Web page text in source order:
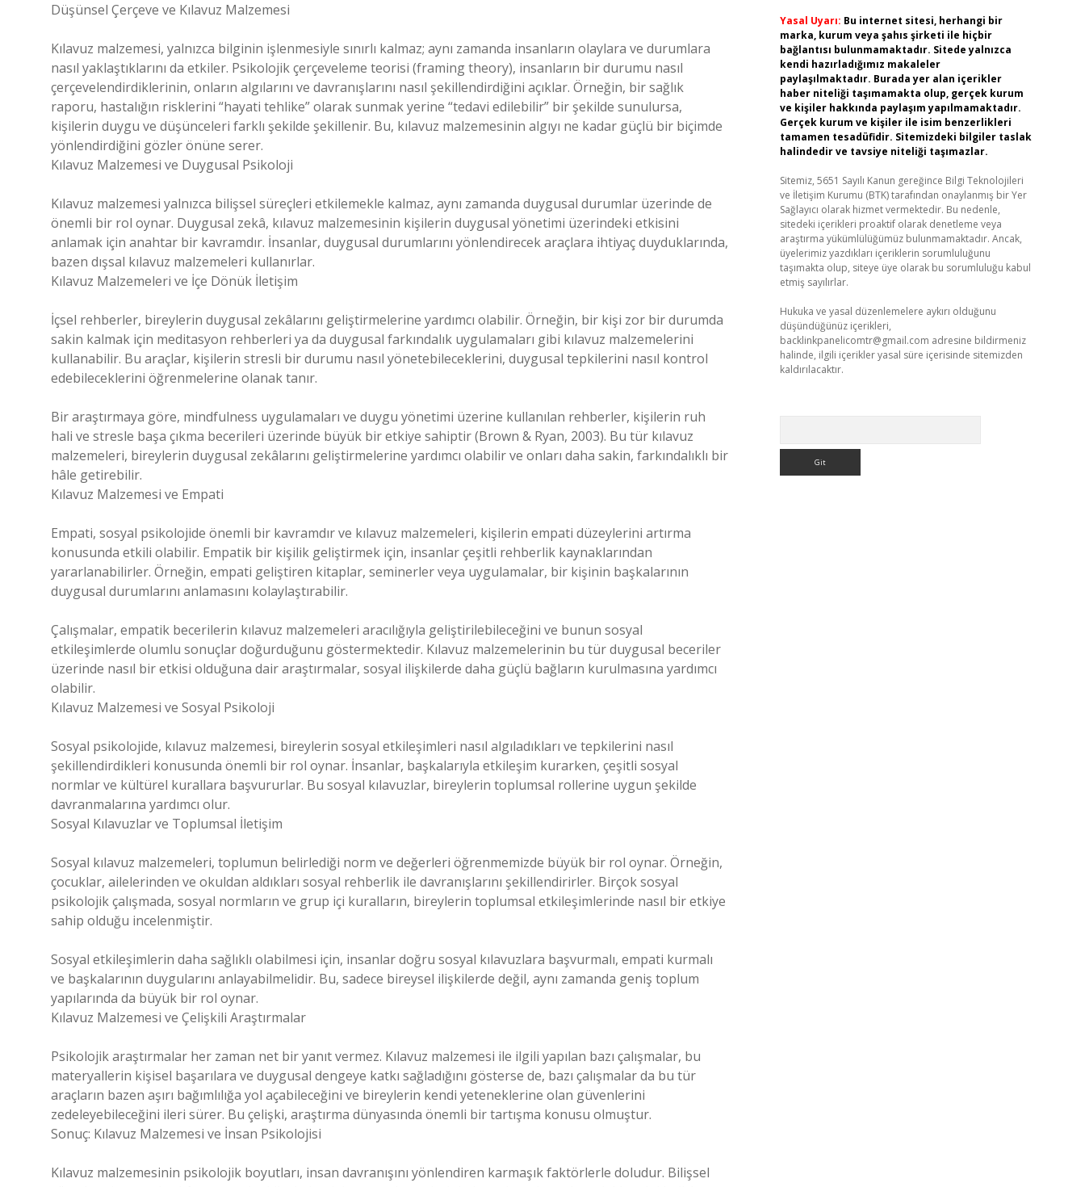
Düşünsel Çerçeve ve Kılavuz Malzemesi
Kılavuz malzemesi, yalnızca bilginin işlenmesiyle sınırlı kalmaz; aynı zamanda insanların olaylara ve durumlara
nasıl yaklaştıklarını da etkiler. Psikolojik çerçeveleme teorisi (framing theory), insanların bir durumu nasıl
çerçevelendirdiklerinin, onların algılarını ve davranışlarını nasıl şekillendirdiğini açıklar. Örneğin, bir sağlık
raporu, hastalığın risklerini “hayati tehlike” olarak sunmak yerine “tedavi edilebilir” bir şekilde sunulursa,
kişilerin duygu ve düşünceleri farklı şekilde şekillenir. Bu, kılavuz malzemesinin algıyı ne kadar güçlü bir biçimde
yönlendirdiğini gözler önüne serer.
Kılavuz Malzemesi ve Duygusal Psikoloji
Kılavuz malzemesi yalnızca bilişsel süreçleri etkilemekle kalmaz, aynı zamanda duygusal durumlar üzerinde de
önemli bir rol oynar. Duygusal zekâ, kılavuz malzemesinin kişilerin duygusal yönetimi üzerindeki etkisini
anlamak için anahtar bir kavramdır. İnsanlar, duygusal durumlarını yönlendirecek araçlara ihtiyaç duyduklarında,
bazen dışsal kılavuz malzemeleri kullanırlar.
Kılavuz Malzemeleri ve İçe Dönük İletişim
İçsel rehberler, bireylerin duygusal zekâlarını geliştirmelerine yardımcı olabilir. Örneğin, bir kişi zor bir durumda
sakin kalmak için meditasyon rehberleri ya da duygusal farkındalık uygulamaları gibi kılavuz malzemelerini
kullanabilir. Bu araçlar, kişilerin stresli bir durumu nasıl yönetebileceklerini, duygusal tepkilerini nasıl kontrol
edebileceklerini öğrenmelerine olanak tanır.
Bir araştırmaya göre, mindfulness uygulamaları ve duygu yönetimi üzerine kullanılan rehberler, kişilerin ruh
hali ve stresle başa çıkma becerileri üzerinde büyük bir etkiye sahiptir (Brown & Ryan, 2003). Bu tür kılavuz
malzemeleri, bireylerin duygusal zekâlarını geliştirmelerine yardımcı olabilir ve onları daha sakin, farkındalıklı bir
hâle getirebilir.
Kılavuz Malzemesi ve Empati
Empati, sosyal psikolojide önemli bir kavramdır ve kılavuz malzemeleri, kişilerin empati düzeylerini artırma
konusunda etkili olabilir. Empatik bir kişilik geliştirmek için, insanlar çeşitli rehberlik kaynaklarından
yararlanabilirler. Örneğin, empati geliştiren kitaplar, seminerler veya uygulamalar, bir kişinin başkalarının
duygusal durumlarını anlamasını kolaylaştırabilir.
Çalışmalar, empatik becerilerin kılavuz malzemeleri aracılığıyla geliştirilebileceğini ve bunun sosyal
etkileşimlerde olumlu sonuçlar doğurduğunu göstermektedir. Kılavuz malzemelerinin bu tür duygusal beceriler
üzerinde nasıl bir etkisi olduğuna dair araştırmalar, sosyal ilişkilerde daha güçlü bağların kurulmasına yardımcı
olabilir.
Kılavuz Malzemesi ve Sosyal Psikoloji
Sosyal psikolojide, kılavuz malzemesi, bireylerin sosyal etkileşimleri nasıl algıladıkları ve tepkilerini nasıl
şekillendirdikleri konusunda önemli bir rol oynar. İnsanlar, başkalarıyla etkileşim kurarken, çeşitli sosyal
normlar ve kültürel kurallara başvururlar. Bu sosyal kılavuzlar, bireylerin toplumsal rollerine uygun şekilde
davranmalarına yardımcı olur.
Sosyal Kılavuzlar ve Toplumsal İletişim
Sosyal kılavuz malzemeleri, toplumun belirlediği norm ve değerleri öğrenmemizde büyük bir rol oynar. Örneğin,
çocuklar, ailelerinden ve okuldan aldıkları sosyal rehberlik ile davranışlarını şekillendirirler. Birçok sosyal
psikolojik çalışmada, sosyal normların ve grup içi kuralların, bireylerin toplumsal etkileşimlerinde nasıl bir etkiye
sahip olduğu incelenmiştir.
Sosyal etkileşimlerin daha sağlıklı olabilmesi için, insanlar doğru sosyal kılavuzlara başvurmalı, empati kurmalı
ve başkalarının duygularını anlayabilmelidir. Bu, sadece bireysel ilişkilerde değil, aynı zamanda geniş toplum
yapılarında da büyük bir rol oynar.
Kılavuz Malzemesi ve Çelişkili Araştırmalar
Psikolojik araştırmalar her zaman net bir yanıt vermez. Kılavuz malzemesi ile ilgili yapılan bazı çalışmalar, bu
materyallerin kişisel başarılara ve duygusal dengeye katkı sağladığını gösterse de, bazı çalışmalar da bu tür
araçların bazen aşırı bağımlılığa yol açabileceğini ve bireylerin kendi yeteneklerine olan güvenlerini
zedeleyebileceğini ileri sürer. Bu çelişki, araştırma dünyasında önemli bir tartışma konusu olmuştur.
Sonuç: Kılavuz Malzemesi ve İnsan Psikolojisi
Kılavuz malzemesinin psikolojik boyutları, insan davranışını yönlendiren karmaşık faktörlerle doludur. Bilişsel
Yasal Uyarı: Bu internet sitesi, herhangi bir
marka, kurum veya şahıs şirketi ile hiçbir
bağlantısı bulunmamaktadır. Sitede yalnızca
kendi hazırladığımız makaleler
paylaşılmaktadır. Burada yer alan içerikler
haber niteliği taşımamakta olup, gerçek kurum
ve kişiler hakkında paylaşım yapılmamaktadır.
Gerçek kurum ve kişiler ile isim benzerlikleri
tamamen tesadüfidir. Sitemizdeki bilgiler taslak
halindedir ve tavsiye niteliği taşımazlar.
Sitemiz, 5651 Sayılı Kanun gereğince Bilgi Teknolojileri
ve İletişim Kurumu (BTK) tarafından onaylanmış bir Yer
Sağlayıcı olarak hizmet vermektedir. Bu nedenle,
sitedeki içerikleri proaktif olarak denetleme veya
araştırma yükümlülüğümüz bulunmamaktadır. Ancak,
üyelerimiz yazdıkları içeriklerin sorumluluğunu
taşımakta olup, siteye üye olarak bu sorumluluğu kabul
etmiş sayılırlar.
Hukuka ve yasal düzenlemelere aykırı olduğunu
düşündüğünüz içerikleri,
backlinkpanelicomtr@gmail.com adresine bildirmeniz
halinde, ilgili içerikler yasal süre içerisinde sitemizden
kaldırılacaktır.